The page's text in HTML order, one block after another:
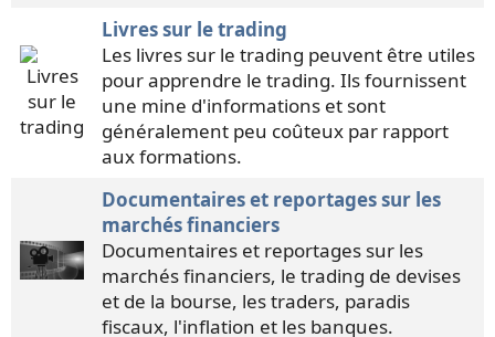
Livres sur le trading
Les livres sur le trading peuvent être utiles
pour apprendre le trading. Ils fournissent
une mine d'informations et sont
généralement peu coûteux par rapport
aux formations.
Documentaires et reportages sur les
marchés financiers
Documentaires et reportages sur les
marchés financiers, le trading de devises
et de la bourse, les traders, paradis
fiscaux, l'inflation et les banques.